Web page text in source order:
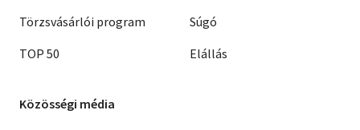
Törzsvásárlói program
TOP 50
Súgó
Elállás
Közösségi média